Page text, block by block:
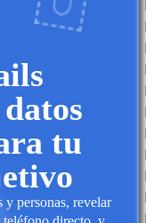
tu
y personas, revelar